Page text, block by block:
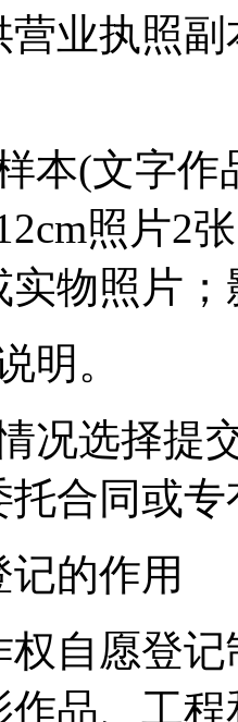
业执照
本(文字
照片2
实物照
说明。
况选择提
托合同或
记的作用
自愿登
作品、工